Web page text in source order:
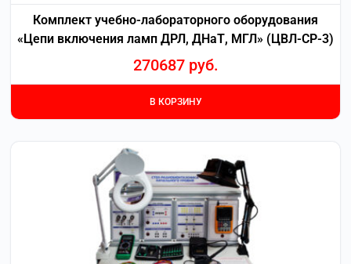
Комплект учебно-лабораторного оборудования
«Цепи включения ламп ДРЛ, ДНаТ, МГЛ» (ЦВЛ-СР-3)
270687 руб.
В КОРЗИНУ